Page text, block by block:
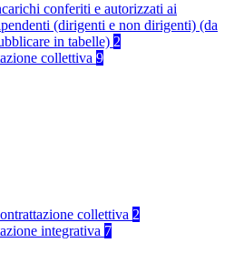
conferiti e autorizzati ai
(dirigenti e non dirigenti) (da
in tabelle) 2
collettiva 9
collettiva 2
integrativa 7